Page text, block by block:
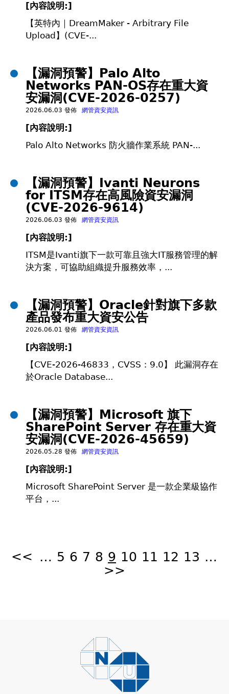
[內容說明:]
【英特內｜DreamMaker - Arbitrary File
Upload】(CVE-...
【漏洞預警】Palo Alto
Networks PAN-OS存在重大資
安漏洞(CVE-2026-0257)
2026.06.03 發佈 網管資安資訊
[內容說明:]
Palo Alto Networks 防火牆作業系統 PAN-...
【漏洞預警】Ivanti Neurons
for ITSM存在高風險資安漏洞
(CVE-2026-9614)
2026.06.03 發佈 網管資安資訊
[內容說明:]
ITSM是Ivanti旗下一款可靠且強大IT服務管理的解
決方案，可協助組織提升服務效率，...
【漏洞預警】Oracle針對旗下多款
產品發布重大資安公告
2026.06.01 發佈 網管資安資訊
[內容說明:]
【CVE-2026-46833，CVSS：9.0】 此漏洞存在
於Oracle Database...
【漏洞預警】Microsoft 旗下
SharePoint Server 存在重大資
安漏洞(CVE-2026-45659)
2026.05.28 發佈 網管資安資訊
[內容說明:]
Microsoft SharePoint Server 是一款企業級協作
平台，...
<< … 5 6 7 8 9 10 11 12 13 …
>>